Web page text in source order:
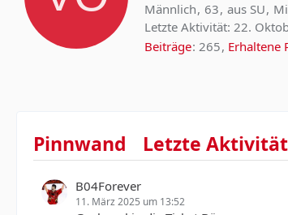
Männlich 63 aus SU
Letzte Aktivität: 22.
Beiträge 265 Erhaltene
Pinnwand Letzte
B04Forever
11. März 2025 um 13:52